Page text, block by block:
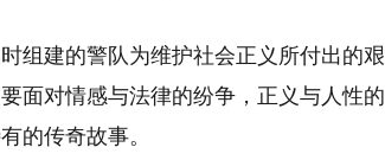
组建的警队为维护社会正义所付出的艰
面对情感与法律的纷争，正义与人性的
的传奇故事。‌